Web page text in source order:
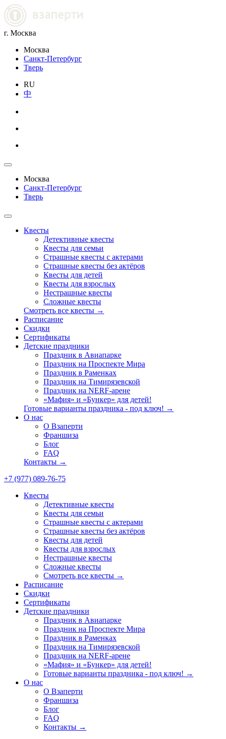
г. Москва
Москва
Санкт-Петербург
Тверь
RU
中
Москва
Санкт-Петербург
Тверь
Квесты
Детективные квесты
Квесты для семьи
Страшные квесты с актерами
Страшные квесты без актёров
Квесты для детей
Квесты для взрослых
Нестрашные квесты
Сложные квесты
Смотреть все квесты →
Расписание
Скидки
Сертификаты
Детские праздники
Праздник в Авиапарке
Праздник на Проспекте Мира
Праздник в Раменках
Праздник на Тимирязевской
Праздник на NERF-арене
«Мафия» и «Бункер» для детей!
Готовые варианты праздника - под ключ! →
О нас
О Взаперти
Франшиза
Блог
FAQ
Контакты →
+7 (977) 089-76-75
Квесты
Детективные квесты
Квесты для семьи
Страшные квесты с актерами
Страшные квесты без актёров
Квесты для детей
Квесты для взрослых
Нестрашные квесты
Сложные квесты
Смотреть все квесты →
Расписание
Скидки
Сертификаты
Детские праздники
Праздник в Авиапарке
Праздник на Проспекте Мира
Праздник в Раменках
Праздник на Тимирязевской
Праздник на NERF-арене
«Мафия» и «Бункер» для детей!
Готовые варианты праздника - под ключ! →
О нас
О Взаперти
Франшиза
Блог
FAQ
Контакты →